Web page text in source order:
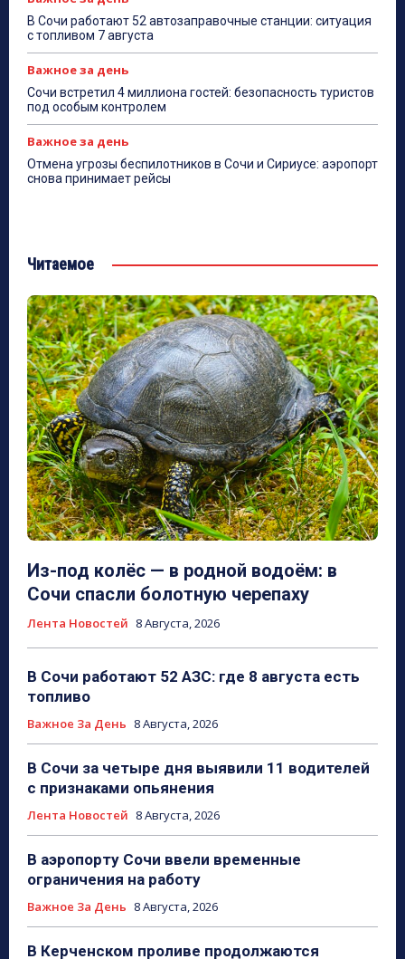
В Сочи работают 52 автозаправочные станции: ситуация
с топливом 7 августа
Важное за день
Сочи встретил 4 миллиона гостей: безопасность туристов
под особым контролем
Важное за день
Отмена угрозы беспилотников в Сочи и Сириусе: аэропорт
снова принимает рейсы
Читаемое
Из-под колёс — в родной водоём: в
Сочи спасли болотную черепаху
Лента Новостей 8 Августа, 2026
В Сочи работают 52 АЗС: где 8 августа есть
топливо
Важное За День 8 Августа, 2026
В Сочи за четыре дня выявили 11 водителей
с признаками опьянения
Лента Новостей 8 Августа, 2026
В аэропорту Сочи ввели временные
ограничения на работу
Важное За День 8 Августа, 2026
В Керченском проливе продолжаются